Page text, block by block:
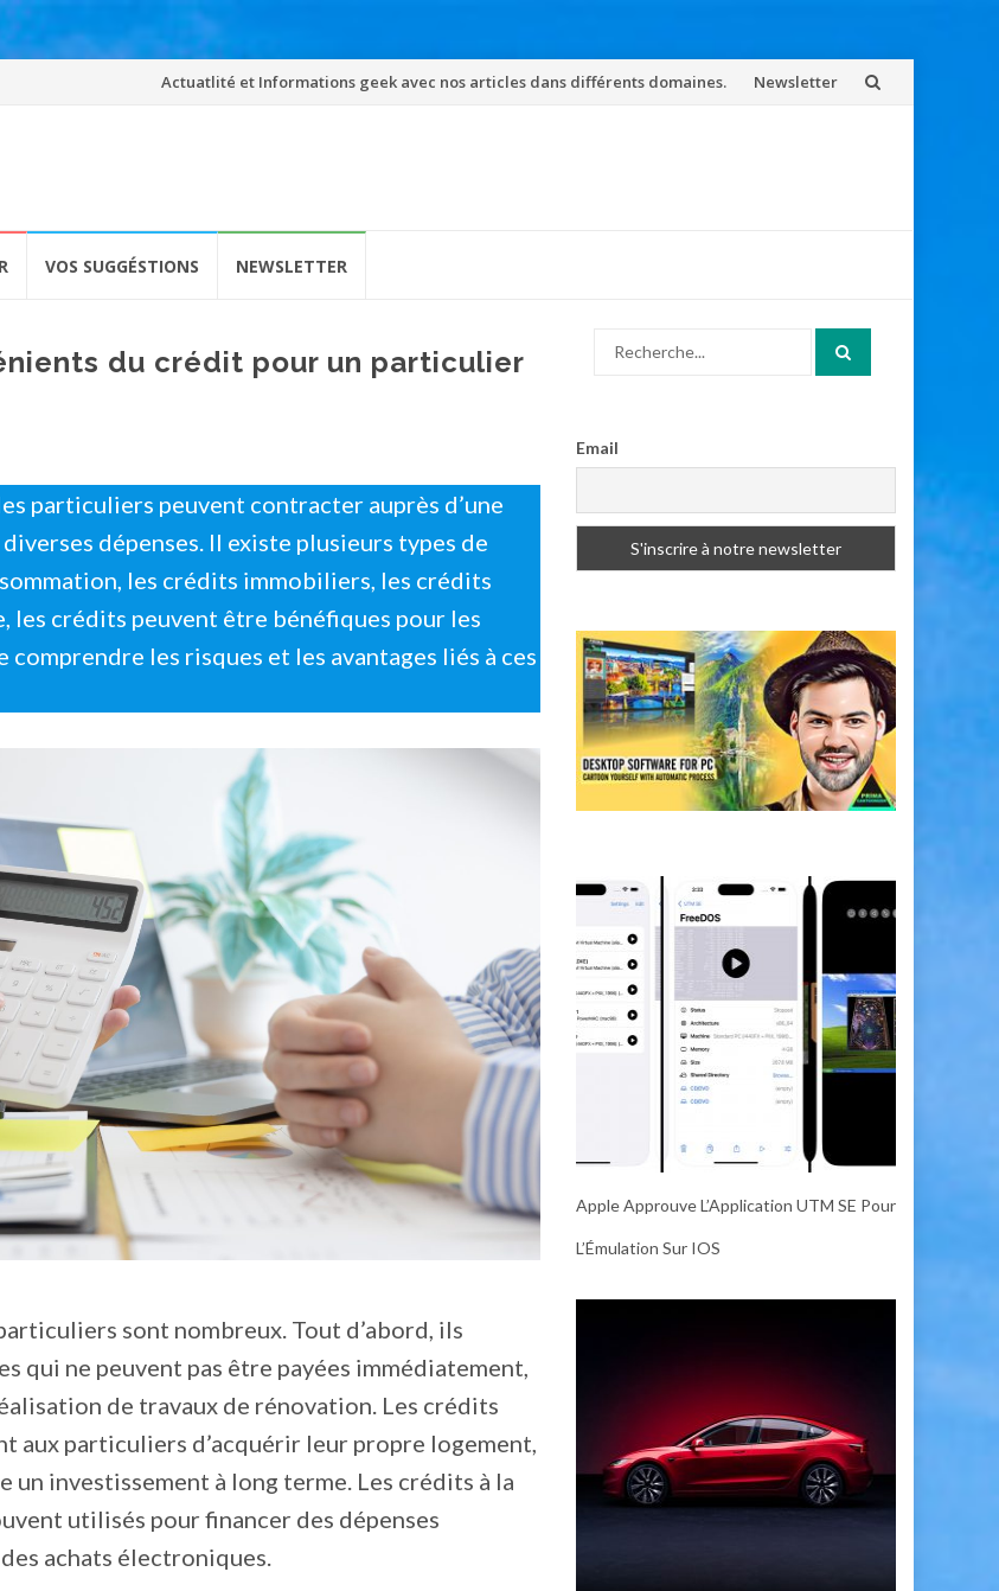
Skip
Actuatlité et Informations geek avec nos articles dans différents domaines. Newsletter
VOS SUGGÉSTIONS NEWSLETTER
du crédit pour un particulier
particuliers peuvent contracter auprès d’une
dépenses. Il existe plusieurs types de
les crédits immobiliers, les crédits
les crédits peuvent être bénéfiques pour les
les risques et les avantages liés à ces
sont nombreux. Tout d’abord, ils
qui ne peuvent pas être payées immédiatement,
de travaux de rénovation. Les crédits
aux particuliers d’acquérir leur propre logement,
un investissement à long terme. Les crédits à la
utilisés pour financer des dépenses
achats électroniques.
Email
Apple Approuve L’Application UTM SE Pour
L’Émulation Sur IOS